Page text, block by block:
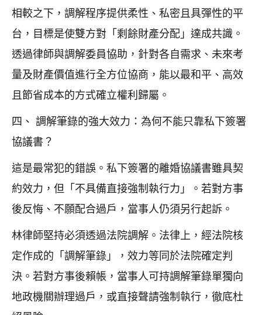
相較之下，調解程序提供柔性、私密且具彈性的平
台，目標是使雙方對「剩餘財產分配」達成共識。
透過律師與調解委員協助，針對各自需求、未來考
量及財產價值進行全方位協商，能以最和平、高效
且節省成本的方式確立權利歸屬。
四、 調解筆錄的強大效力：為何不能只靠私下簽署
協議書？
這是最常犯的錯誤。私下簽署的離婚協議書雖具契
約效力，但「不具備直接強制執行力」。若對方事
後反悔、不願配合過戶，當事人仍須另行起訴。
林律師堅持必須透過法院調解。法律上，經法院核
定作成的「調解筆錄」，效力等同於法院確定判
決。若對方事後賴帳，當事人可持調解筆錄單獨向
地政機關辦理過戶，或直接聲請強制執行，徹底杜